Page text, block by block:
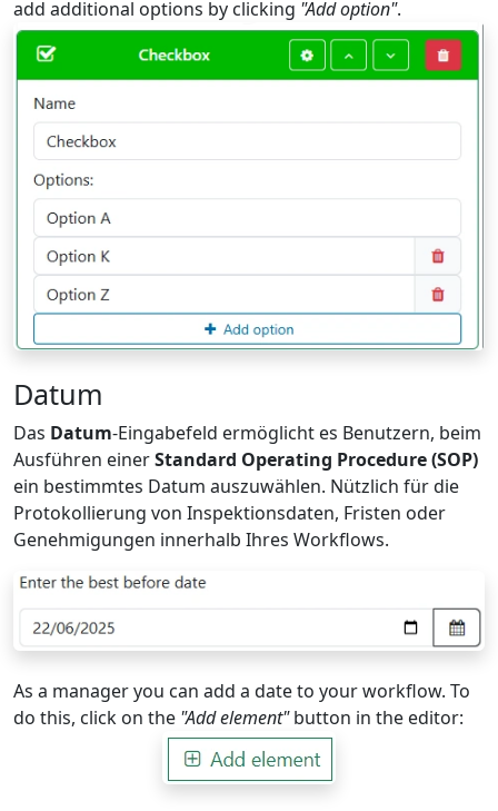
add additional options by clicking "Add option".
Datum
Das Datum-Eingabefeld ermöglicht es Benutzern, beim
Ausführen einerStandard Operating Procedure (SOP)
ein bestimmtes Datum auszuwählen. Nützlich für die
Protokollierung von Inspektionsdaten, Fristen oder
Genehmigungen innerhalb Ihres Workflows.
As a manager you can add a date to your workflow. To
do this, click on the "Add element"button in the editor: